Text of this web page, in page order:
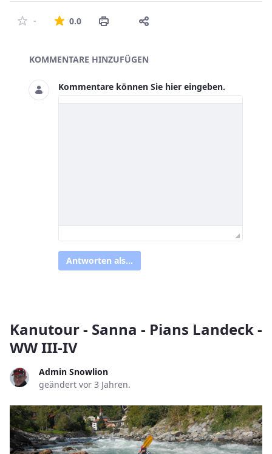
- 0.0Die durchschnittliche Bewertung ist 0 von 5
Asset-Herausgeber
KOMMENTARE HINZUFÜGEN
Kommentare können Sie hier eingeben.
Antworten als...
Kanutour - Sanna - Pians Landeck -
WW III-IV
Admin Snowlion
geändert vor 3 Jahren.